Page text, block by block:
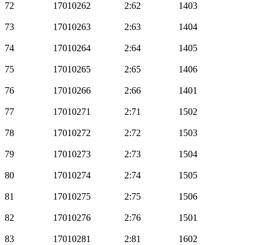
72 17010262 2:62 1403
73 17010263 2:63 1404
74 17010264 2:64 1405
75 17010265 2:65 1406
76 17010266 2:66 1401
77 17010271 2:71 1502
78 17010272 2:72 1503
79 17010273 2:73 1504
80 17010274 2:74 1505
81 17010275 2:75 1506
82 17010276 2:76 1501
83 17010281 2:81 1602